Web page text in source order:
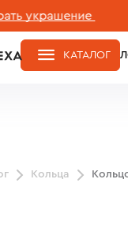
КАТАЛОГ
Кольца